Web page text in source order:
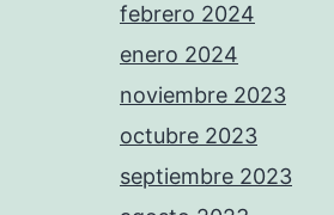
febrero 2024
enero 2024
noviembre 2023
octubre 2023
septiembre 2023